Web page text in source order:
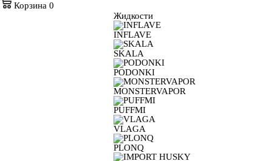
Корзина 0
Жидкости
INFLAVE
SKALA
PODONKI
MONSTERVAPOR
PUFFMI
VLAGA
PLONQ